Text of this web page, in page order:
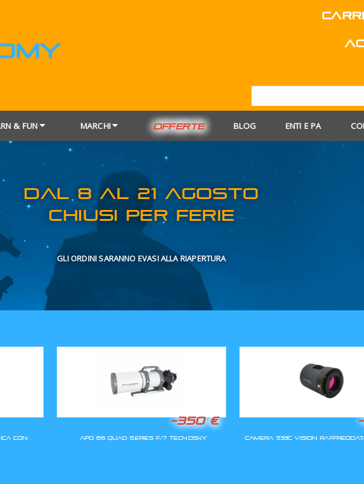
& FUN MARCHI OFFERTE BLOG ENTI E PA
DAL 8 AL 21
CHIUSI PER FERIE